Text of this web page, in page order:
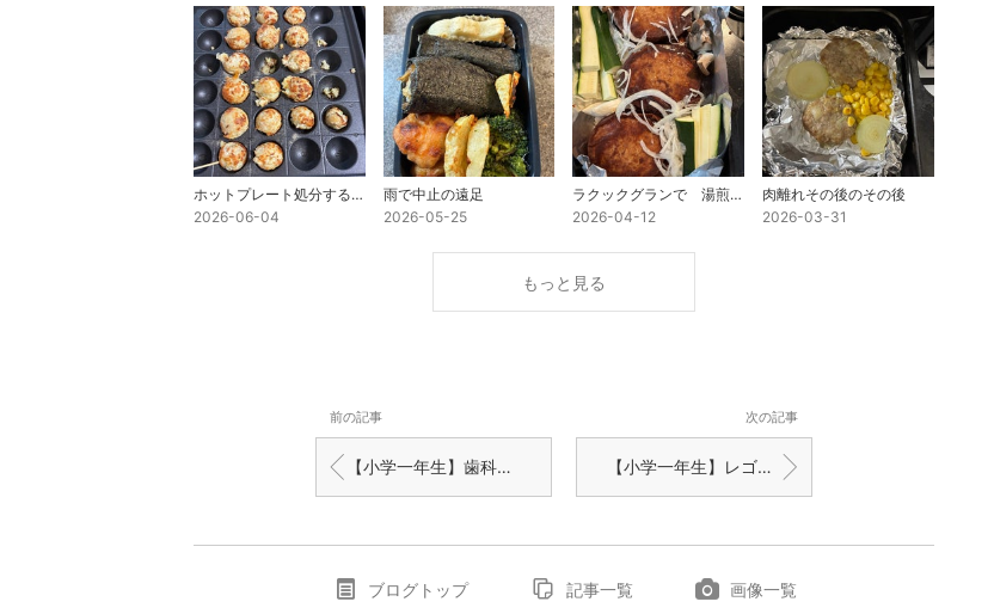
ホットプレート処分するか悩んでる
2026-06-04
雨で中止の遠足
2026-05-25
ラクックグランで 湯煎をせずにハンバーグ
2026-04-12
肉離れその後のその後
2026-03-31
もっと見る
前の記事
【小学一年生】歯科矯正①
次の記事
【小学一年生】レゴ沼始まる気配に怯える
ブログトップ 記事一覧 画像一覧